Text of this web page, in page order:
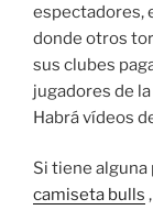
espectadores,
donde otros
sus clubes
jugadores de
Habrá vídeos
Si tiene
camiseta bulls